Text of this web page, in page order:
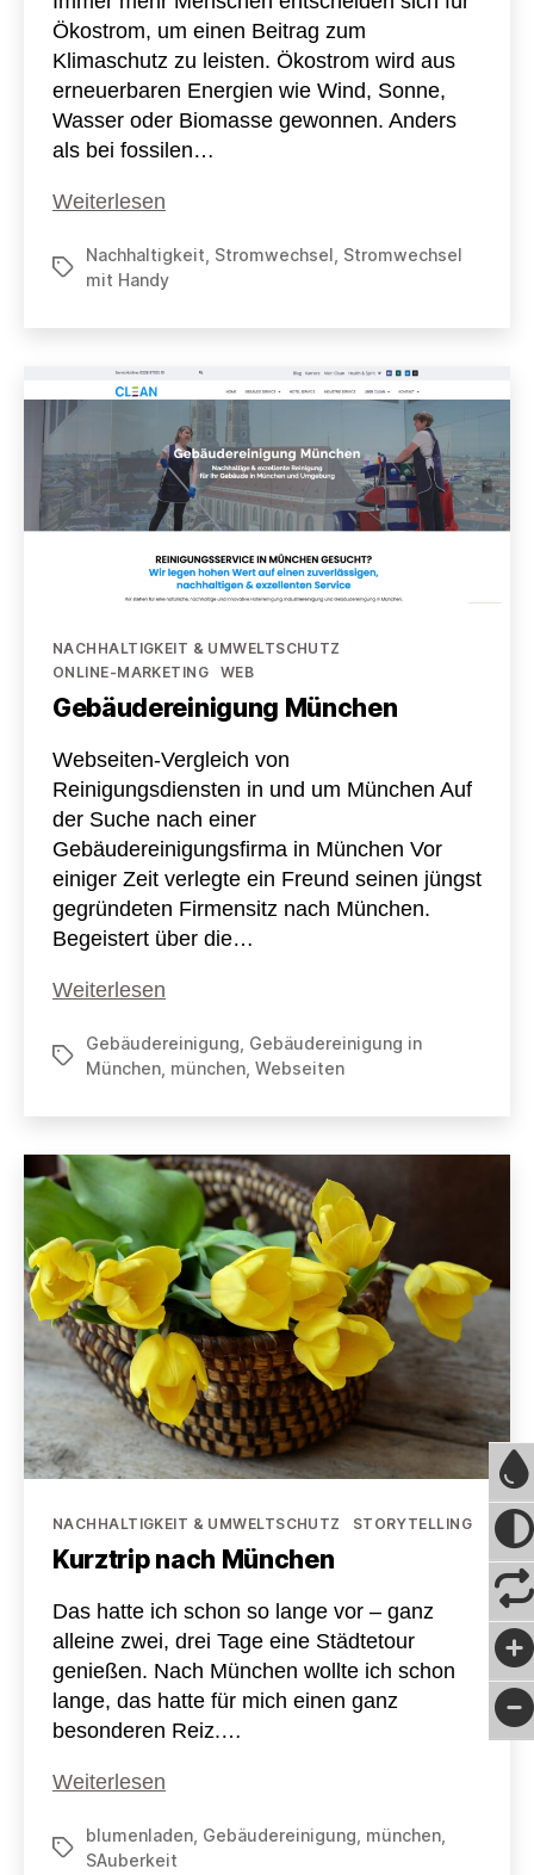
Ökostrom, um einen Beitrag zum
Klimaschutz zu leisten. Ökostrom wird aus
erneuerbaren Energien wie Wind, Sonne,
Wasser oder Biomasse gewonnen. Anders
als bei fossilen…
Weiterlesen
Ökostrom
umsteigen
tolle
Prämien
sichern!
Schlagwörter
Nachhaltigkeit, Stromwechsel , Stromwechsel
mit Handy
Kategorien
NACHHALTIGKEIT & UMWELTSCHUTZ
ONLINE-MARKETING
WEB
Gebäudereinigung München
Webseiten-Vergleich von
Reinigungsdiensten in und um München Auf
der Suche nach einer
Gebäudereinigungsfirma in München Vor
einiger Zeit verlegte ein Freund seinen jüngst
gegründeten Firmensitz nach München.
Begeistert über die…
Weiterlesen
Schlagwörter
Gebäudereinigung Gebäudereinigung in
München münchen Webseiten
Kategorien
NACHHALTIGKEIT & UMWELTSCHUTZ STORYTELLING
Kurztrip nach München
Das hatte ich schon so lange vor – ganz
alleine zwei, drei Tage eine Städtetour
genießen. Nach München wollte ich schon
lange, das hatte für mich einen ganz
besonderen Reiz.…
Weiterlesen
München
Schlagwörter
blumenladen Gebäudereinigung münchen
SAuberkeit